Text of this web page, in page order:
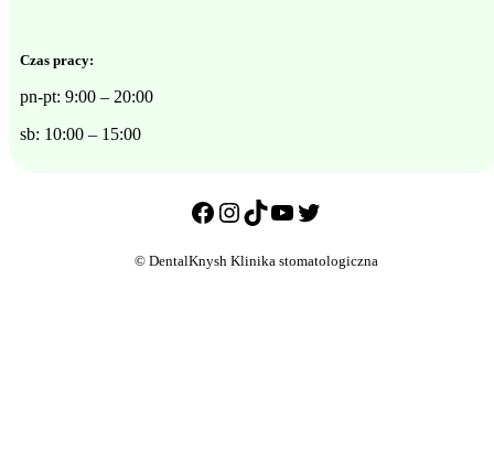
Czas pracy:
pn-pt: 9:00 – 20:00
sb: 10:00 – 15:00
Facebook
Instagram
TikTok
YouTube
Twitter
© DentalKnysh Klinika stomatologiczna